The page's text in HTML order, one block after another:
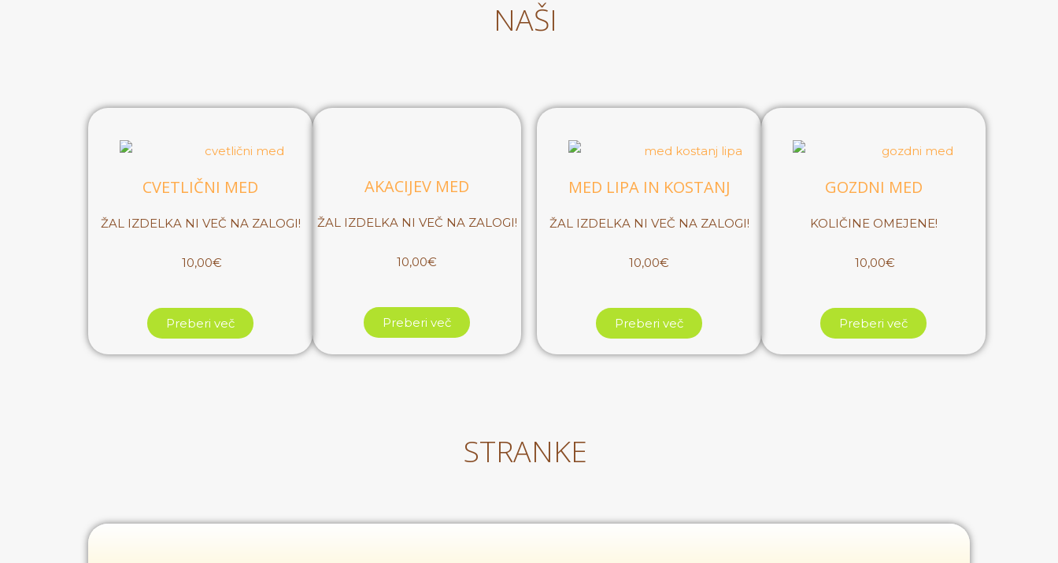
NAŠI
CVETLIČNI MED
ŽAL IZDELKA NI VEČ NA ZALOGI!
10,00€
Preberi več
AKACIJEV MED
ŽAL IZDELKA NI VEČ NA ZALOGI!
10,00€
Preberi več
MED LIPA IN KOSTANJ
ŽAL IZDELKA NI VEČ NA ZALOGI!
10,00€
Preberi več
GOZDNI MED
KOLIČINE OMEJENE!
10,00€
Preberi več
STRANKE